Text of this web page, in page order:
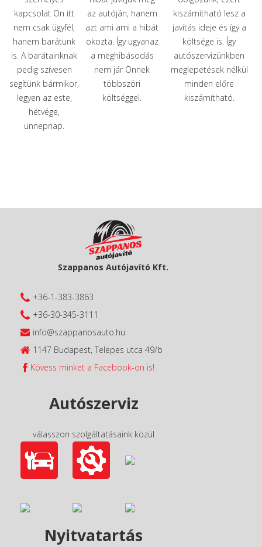
kapcsolat Ön itt
nem csak ügyfél,
hanem barátunk
is. A barátainknak
pedig szívesen
segítünk bármikor,
legyen az este,
hétvége,
ünnepnap.
az autóján, hanem
azt ami ami a hibát
okozta. Így ugyanaz
a meghibásodás
nem jár Önnek
többszöri
költséggel.
kiszámítható lesz a
javítás ideje és így a
költsége is. Így
autószervizünkben
meglepetések nélkül
minden előre
kiszámítható.
Szappanos Autójavító Kft.
+36-1-383-3863
+36-30-345-3111
info@szappanosauto.hu
1147 Budapest, Telepes utca 49/b
Kövess minket a Facebook-on is!
Autószerviz
válasszon szolgáltatásaink közül
Nyitvatartás